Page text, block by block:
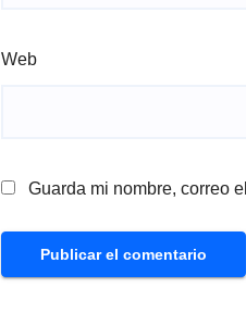
Web
Guarda mi nombre, correo